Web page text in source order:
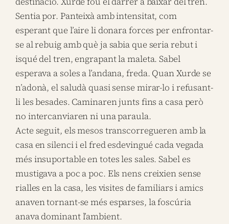
Sentia por. Panteixà amb intensitat, com
esperant que l’aire li donara forces per enfrontar-
se al rebuig amb què ja sabia que seria rebut i
isqué del tren, engrapant la maleta. Sabel
esperava a soles a l’andana, freda. Quan Xurde se
n’adonà, el saludà quasi sense mirar-lo i refusant-
li les besades. Caminaren junts fins a casa però
no intercanviaren ni una paraula.
Acte seguit, els mesos transcorregueren amb la
casa en silenci i el fred esdevingué cada vegada
més insuportable en totes les sales. Sabel es
mustigava a poc a poc. Els nens creixien sense
rialles en la casa, les visites de familiars i amics
anaven tornant-se més esparses, la foscúria
anava dominant l’ambient.